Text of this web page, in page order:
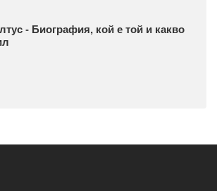
- Биография, кой е той и какво